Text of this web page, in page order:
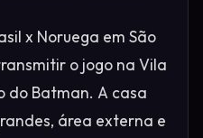
x Noruega em São
o jogo na Vila
do Batman. A casa
área externa e